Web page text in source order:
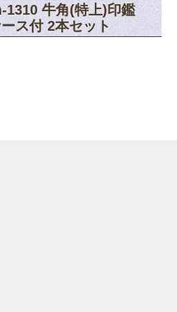
1310 牛角(特上)印鑑
ス付 2本セット